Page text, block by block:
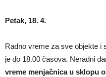
Petak, 18. 4.
Radno vreme za sve objekte i
je do 18.00 časova. Neradni
vreme menjačnica u sklopu